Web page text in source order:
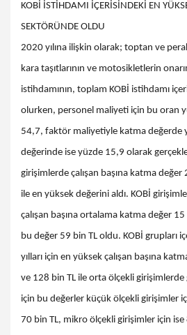
KOBİ İSTİHDAMI İÇERİSİNDEKİ EN
SEKTÖRÜNDE OLDU
2020 yılına ilişkin olarak; toptan ve
kara taşıtlarının ve motosikletlerin
istihdamının, toplam KOBİ istihdamı
olurken, personel maliyeti için bu oran
54,7, faktör maliyetiyle katma değerde
değerinde ise yüzde 15,9 olarak
girişimlerde çalışan başına katma değer
ile en yüksek değerini aldı. KOBİ
çalışan başına ortalama katma değer
bu değer 59 bin TL oldu. KOBİ grupları
yılları için en yüksek çalışan başına
ve 128 bin TL ile orta ölçekli girişimlerde
için bu değerler küçük ölçekli girişimler
70 bin TL, mikro ölçekli girişimler için ise